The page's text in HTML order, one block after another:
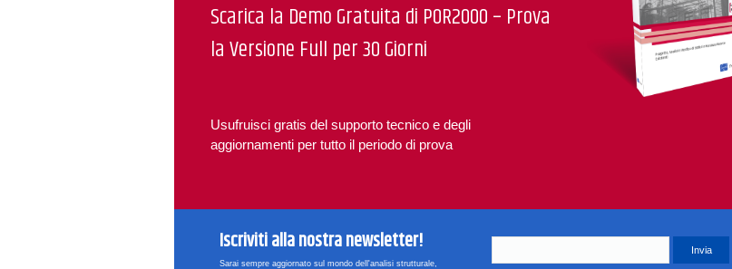
Scarica la Demo Gratuita di POR2000 – Prova
la Versione Full per 30 Giorni
Usufruisci gratis del supporto tecnico e degli
aggiornamenti per tutto il periodo di prova
Iscriviti alla nostra newsletter!
Sarai sempre aggiornato sul mondo dell'analisi strutturale,